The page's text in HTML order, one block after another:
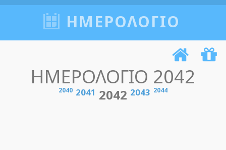
ΗΜΕΡΟΛΟΓΙΟ
ΗΜΕΡΟΛΟΓΙΟ 2042
2040 2041 2042 2043 2044